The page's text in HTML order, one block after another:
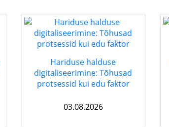
Hariduse halduse
digitaliseerimine: Tõhusad
protsessid kui edu faktor
03.08.2026